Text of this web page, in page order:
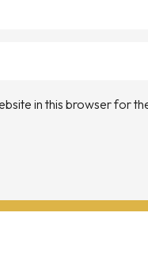
in this browser for